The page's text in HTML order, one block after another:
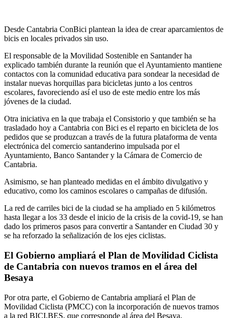
Desde Cantabria ConBici plantean la idea de crear aparcamientos de
bicis en locales privados sin uso.
El responsable de la Movilidad Sostenible en Santander ha
explicado también durante la reunión que el Ayuntamiento mantiene
contactos con la comunidad educativa para sondear la necesidad de
instalar nuevas horquillas para bicicletas junto a los centros
escolares, favoreciendo así el uso de este medio entre los más
jóvenes de la ciudad.
Otra iniciativa en la que trabaja el Consistorio y que también se ha
trasladado hoy a Cantabria con Bici es el reparto en bicicleta de los
pedidos que se produzcan a través de la futura plataforma de venta
electrónica del comercio santanderino impulsada por el
Ayuntamiento, Banco Santander y la Cámara de Comercio de
Cantabria.
Asimismo, se han planteado medidas en el ámbito divulgativo y
educativo, como los caminos escolares o campañas de difusión.
La red de carriles bici de la ciudad se ha ampliado en 5 kilómetros
hasta llegar a los 33 desde el inicio de la crisis de la covid-19, se han
dado los primeros pasos para convertir a Santander en Ciudad 30 y
se ha reforzado la señalización de los ejes ciclistas.
El Gobierno ampliará el Plan de Movilidad Ciclista
de Cantabria con nuevos tramos en el área del
Besaya
Por otra parte, el Gobierno de Cantabria ampliará el Plan de
Movilidad Ciclista (PMCC) con la incorporación de nuevos tramos
a la red BICI.BES, que corresponde al área del Besaya.